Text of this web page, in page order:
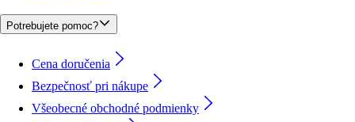
Potrebujete pomoc?
Cena doručenia
Bezpečnosť pri nákupe
Všeobecné obchodné podmienky